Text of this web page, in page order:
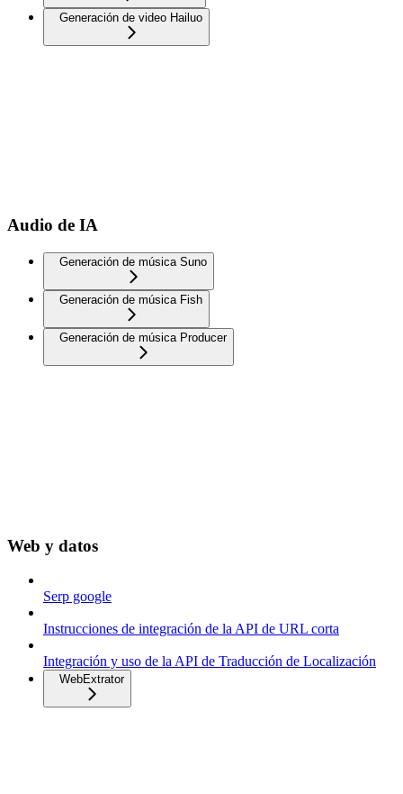
Generación de video Hailuo
Audio de IA
Generación de música Suno
Generación de música Fish
Generación de música Producer
Web y datos
Serp google
Instrucciones de integración de la API de URL corta
Integración y uso de la API de Traducción de Localización
WebExtrator